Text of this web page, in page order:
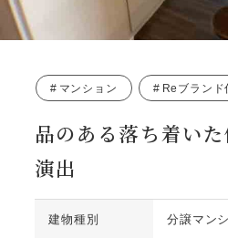
マンション Reブランド
品のある落ち着い
演出
建物種別 分譲マン